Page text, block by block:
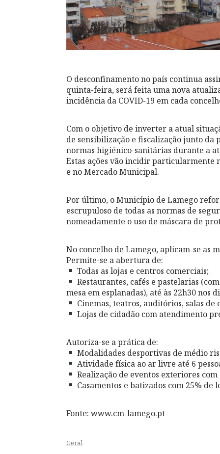
O desconfinamento no país continua
quinta-feira, será feita uma nova
incidência da COVID-19 em cada
Com o objetivo de inverter a atual
de sensibilização e fiscalização junto
normas higiénico-sanitárias durante a
Estas ações vão incidir particularmente
e no Mercado Municipal.
Por último, o Município de Lamego
escrupuloso de todas as normas de
nomeadamente o uso de máscara de
No concelho de Lamego, aplicam-se as
Permite-se a abertura de:
Todas as lojas e centros comerciais;
Restaurantes, cafés e pastelarias
mesa em esplanadas), até às 22h30 nos
Cinemas, teatros, auditórios, salas de
Lojas de cidadão com atendimento
Autoriza-se a prática de:
Modalidades desportivas de médio
Atividade física ao ar livre até 6
Realização de eventos exteriores
Casamentos e batizados com 25% de
Fonte: www.cm-lamego.pt
Geral